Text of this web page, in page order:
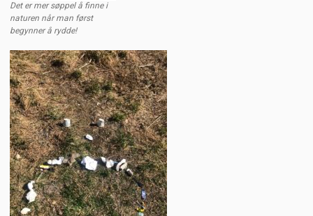
Det er mer søppel å finne i
naturen når man først
begynner å rydde!